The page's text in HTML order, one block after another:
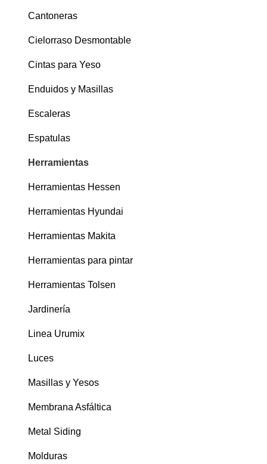
Cantoneras
Cielorraso Desmontable
Cintas para Yeso
Enduidos y Masillas
Escaleras
Espatulas
Herramientas
Herramientas Hessen
Herramientas Hyundai
Herramientas Makita
Herramientas para pintar
Herramientas Tolsen
Jardinería
Linea Urumix
Luces
Masillas y Yesos
Membrana Asfáltica
Metal Siding
Molduras